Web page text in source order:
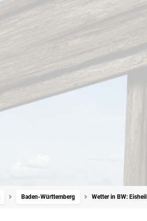
Baden-Württemberg Wetter in BW: